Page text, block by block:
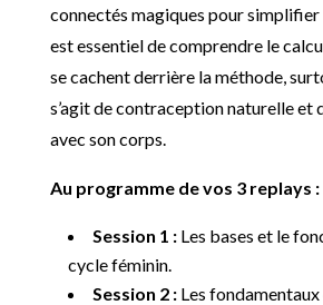
connectés magiques pour
est essentiel de comprendre le
se cachent derrière la méthode,
s’agit de contraception naturelle et
avec son corps.
Au programme de vos 3 replays :
Session 1 :Les bases et le
cycle féminin.
Session 2 :Les